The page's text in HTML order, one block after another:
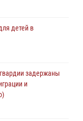
детей в
задержаны
и